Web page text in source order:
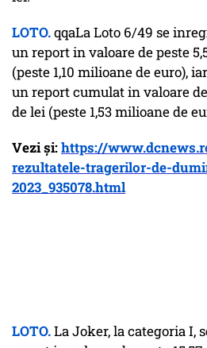
LOTO.qqaLa Loto 6/49 se
un report in valoare de peste
(peste 1,10 milioane de euro),
un report cumulat in valoare
de lei (peste 1,53 milioane de
Vezi și:https://
rezultatele-tragerilor-de-
2023_935078.html
LOTO.La Joker, la categoria I,